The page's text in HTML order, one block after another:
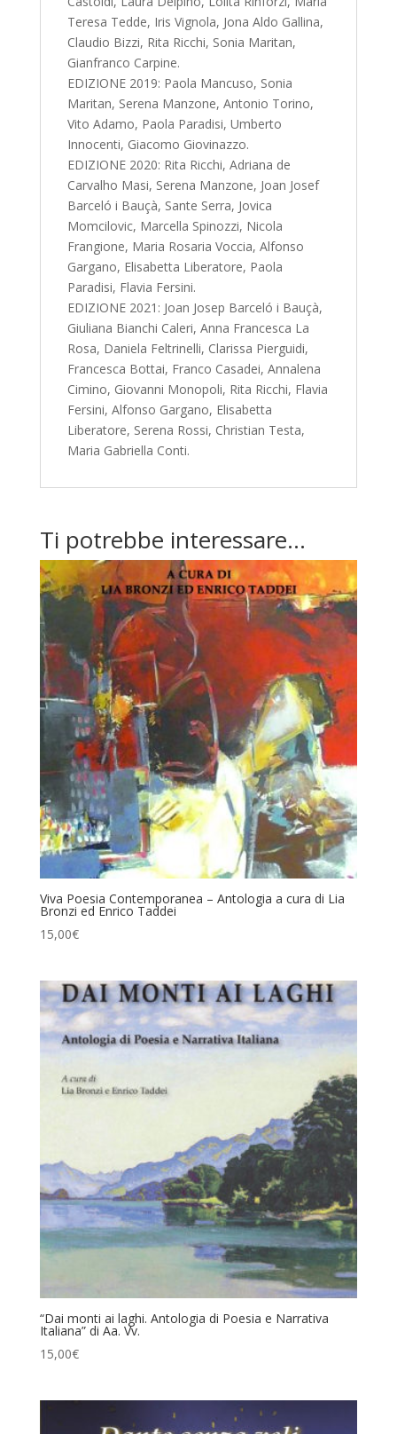
Teresa Tedde, Iris Vignola, Jona Aldo Gallina,
Claudio Bizzi, Rita Ricchi, Sonia Maritan,
Gianfranco Carpine.
EDIZIONE 2019: Paola Mancuso, Sonia
Maritan, Serena Manzone, Antonio Torino,
Vito Adamo, Paola Paradisi, Umberto
Innocenti, Giacomo Giovinazzo.
EDIZIONE 2020: Rita Ricchi, Adriana de
Carvalho Masi, Serena Manzone, Joan Josef
Barceló i Bauçà, Sante Serra, Jovica
Momcilovic, Marcella Spinozzi, Nicola
Frangione, Maria Rosaria Voccia, Alfonso
Gargano, Elisabetta Liberatore, Paola
Paradisi, Flavia Fersini.
EDIZIONE 2021: Joan Josep Barceló i Bauçà,
Giuliana Bianchi Caleri, Anna Francesca La
Rosa, Daniela Feltrinelli, Clarissa Pierguidi,
Francesca Bottai, Franco Casadei, Annalena
Cimino, Giovanni Monopoli, Rita Ricchi, Flavia
Fersini, Alfonso Gargano, Elisabetta
Liberatore, Serena Rossi, Christian Testa,
Maria Gabriella Conti.
Ti potrebbe interessare…
Viva Poesia Contemporanea – Antologia a cura di Lia
Bronzi ed Enrico Taddei
15,00€
“Dai monti ai laghi. Antologia di Poesia e Narrativa
Italiana” di Aa. Vv.
15,00€